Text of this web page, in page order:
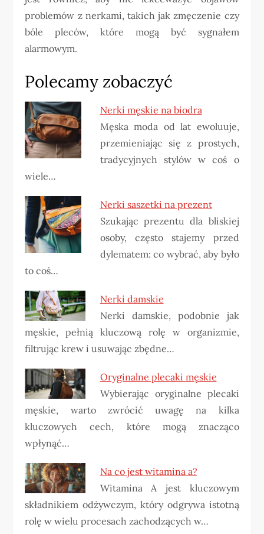
problemów z nerkami, takich jak zmęczenie czy
bóle pleców, które mogą być sygnałem
alarmowym.
Polecamy zobaczyć
Nerki męskie na biodra
Męska moda od lat ewoluuje,
przemieniając się z prostych,
tradycyjnych stylów w coś o
wiele…
Nerki saszetki na prezent
Szukając prezentu dla bliskiej
osoby, często stajemy przed
dylematem: co wybrać, aby było
to coś…
Nerki damskie
Nerki damskie, podobnie jak
męskie, pełnią kluczową rolę w organizmie,
filtrując krew i usuwając zbędne…
Oryginalne plecaki męskie
Wybierając oryginalne plecaki
męskie, warto zwrócić uwagę na kilka
kluczowych cech, które mogą znacząco
wpłynąć…
Na co jest witamina a?
Witamina A jest kluczowym
składnikiem odżywczym, który odgrywa istotną
rolę w wielu procesach zachodzących w…